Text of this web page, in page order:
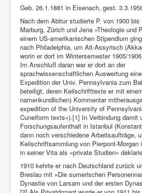
Geb. 26.1.1881 in Eisenach, gest.
Nach dem Abitur studierte P. von 1900 bis
Marburg, Zürich und Jena »Theologie und
einem US-amerikanischen Stipendium
nach Philadelphia, um Alt-Assyrisch
worin er dort im Wintersemester 1905/
Im Anschluß daran war er dort an der
sprachwissenschaftlichen Auswertung
Expedition der Univ. Pennsylvania zum
beteiligt, deren Keilschrifttexte er mit
namenkundlichen) Kommentar
expedition of the University of
Cuneiform texts«).[1] In Verbindung damit
Forschungsaufenthalt in Istanbul
dann noch verschiedene Arbeitsaufträge,
Keilschriftsammlung von Pierpont-Morgan
in seiner Vita als »private Studien«
1910 kehrte er nach Deutschland zurück
Breslau mit »Die sumerischen
Dynastie von Larsam und der ersten